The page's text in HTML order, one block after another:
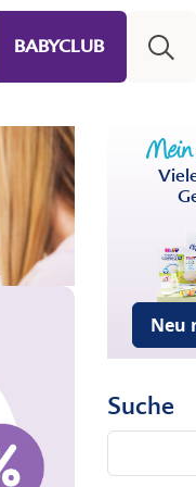
BABYCLUB
Neu
Suche